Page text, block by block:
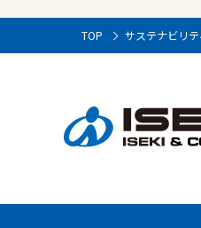
TOP サステナビリテ